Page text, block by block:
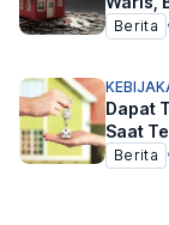
Berita
Dapat
Saat
Berita